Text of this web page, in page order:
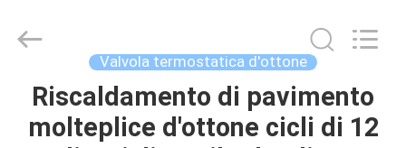
CASA
DSTHERM
INDUSTRIAL
Reserved.
Valvola termostatica d'ottone
Riscaldamento di pavimento
molteplice d'ottone cicli di 12